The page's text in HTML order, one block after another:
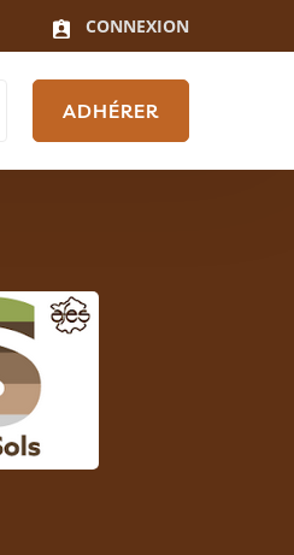
CONNEXION
ADHÉRER